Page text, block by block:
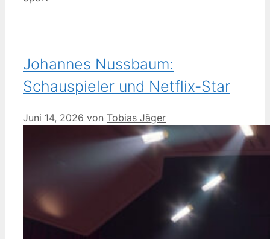
Johannes Nussbaum:
Schauspieler und Netflix-Star
Juni 14, 2026 von Tobias Jäger